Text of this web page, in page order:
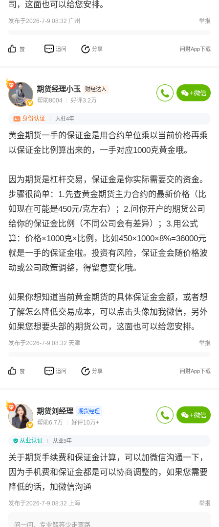
司，这面也可以给您安排。
发布于2026-7-9 08:32 广州 举报
赞 追问 分享 问财App下载
期货经理小玉 财经达人
帮助8004 好评3.2万
身份认证 入驻4年
黄金期货一手的保证金是用合约单位乘以当前价格再乘
以保证金比例算出来的，一手对应1000克黄金哦。
因为期货是杠杆交易，保证金是你实际需要交的资金。
步骤很简单：1.先查黄金期货主力合约的最新价格（比
如现在可能是450元/克左右）；2.问你开户的期货公司
给你的保证金比例（不同公司会有差异）；3.用公式
算：价格×1000克×比例，比如450×1000×8%=36000元
就是一手的保证金啦。投资有风险，保证金会随价格波
动或公司政策调整，得留意变化哦。
如果你想知道当前黄金期货的具体保证金金额，或者想
了解怎么降低交易成本，可以点击头像加我微信，另外
如果您想要头部的期货公司，这面也可以给您安排。
发布于2026-7-9 08:32 天津 举报
赞 追问 分享 问财App下载
期货刘经理 期货经理
帮助6.7万 好评10万+
从业认证 从业9年
关于期货手续费和保证金计算，可以加微信沟通一下，
因为手机费和保证金都是可以协商调整的，如果您需要
降低的话，加微信沟通
发布于2026-7-9 08:32 上海 举报
问一问，专业解答少走弯路